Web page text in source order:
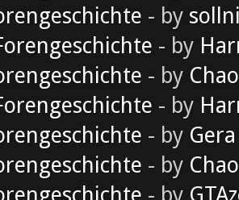
- by
- by
- by
- by
- by Gera
- by